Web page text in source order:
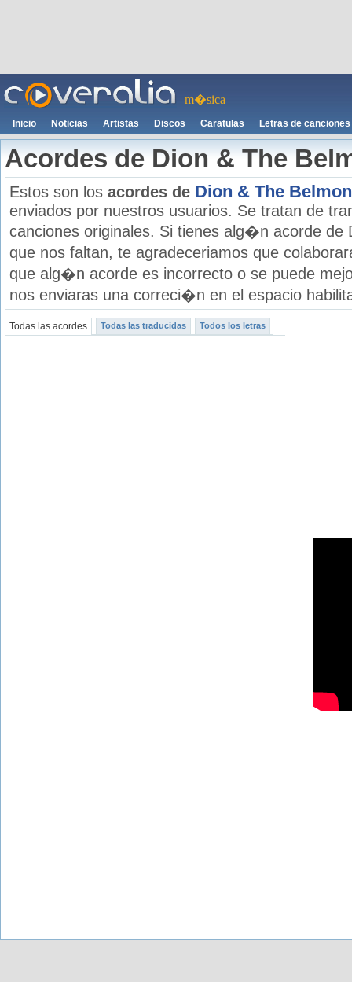
m�sica
Inicio Noticias Artistas Discos Caratulas Letras de canciones
Acordes de Dion & The
Estos son los acordes de Dion & The
enviados por nuestros usuarios. Se tratan de
canciones originales. Si tienes alg�n acorde de
que nos faltan, te agradeceriamos que
que alg�n acorde es incorrecto o se puede
nos enviaras una correci�n en el espacio
Todas las acordes Todas las traducidas Todos los letras